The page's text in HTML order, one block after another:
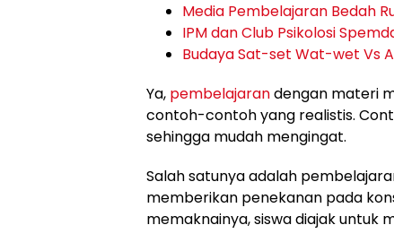
Media Pembelajaran Bedah
IPM dan Club Psikolosi
Budaya Sat-set Wat-wet Vs
Ya, pembelajarandengan materi
contoh-contoh yang realistis.
sehingga mudah mengingat.
Salah satunya adalah
memberikan penekanan pada
memaknainya, siswa diajak untuk